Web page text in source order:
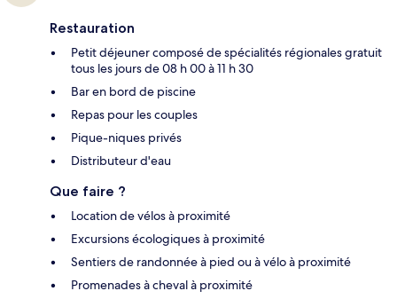
Restauration
Petit déjeuner composé de spécialités régionales gratuit
tous les jours de 08 h 00 à 11 h 30
Bar en bord de piscine
Repas pour les couples
Pique-niques privés
Distributeur d'eau
Que faire ?
Location de vélos à proximité
Excursions écologiques à proximité
Sentiers de randonnée à pied ou à vélo à proximité
Promenades à cheval à proximité